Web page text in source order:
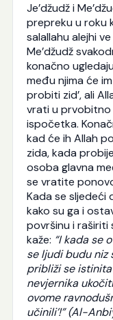
Je’džudž i
prepreku u roku
salallahu alejhi ve
Me’džudž
konačno
među njima će
probiti zid’, ali
vrati u
ispočetka.
kad će ih Allah
zida, kada
osoba glavna
se vratite
Kada se sljedeći
kako su ga i
površinu i raširiti
kaže: “I kada se
se ljudi budu niz
približi se
nevjernika
ovome
učinili’!” (Al-